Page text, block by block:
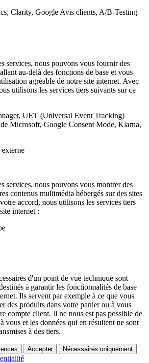
Clarity, Google Avis clients, A/B-Testing
services, nous pouvons vous fournir des
au-delà des fonctions de base et vous
agréable de notre site internet. Avec
utilisons les services tiers suivants sur ce
UET (Universal Event Tracking)
Microsoft, Google Consent Mode, Klarna,
services, nous pouvons vous montrer des
contenus multimédia hébergés sur des sites
accord, nous utilisons les services tiers
internet :
d'un point de vue technique sont
à garantir les fonctionnalités de base
Ils servent par exemple à ce que vous
des produits dans votre panier ou à vous
compte client. Il ne nous est pas possible de
vous et les données qui en résultent ne sont
à des tiers.
Accepter Nécessaires uniquement